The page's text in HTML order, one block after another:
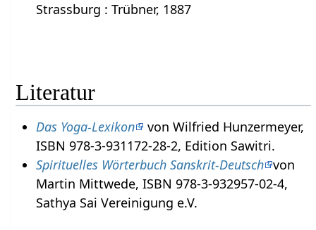
Strassburg : Trübner, 1887
Literatur
Das Yoga-Lexikon
von Wilfried Hunzermeyer,
ISBN 978-3-931172-28-2, Edition Sawitri.
Spirituelles Wörterbuch Sanskrit-Deutsch von
Martin Mittwede, ISBN 978-3-932957-02-4,
Sathya Sai Vereinigung e.V.